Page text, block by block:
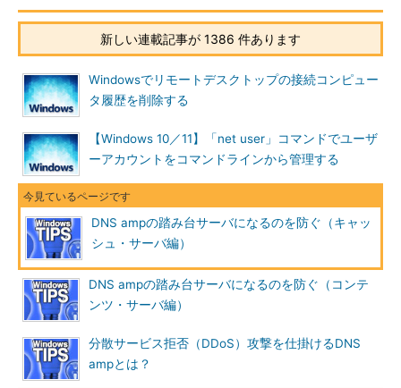
新しい連載記事が 1386 件あります
Windowsでリモートデスクトップの接続コンピュー
タ履歴を削除する
【Windows 10／11】「net user」コマンドでユーザ
ーアカウントをコマンドラインから管理する
DNS ampの踏み台サーバになるのを防ぐ（キャッ
シュ・サーバ編）
DNS ampの踏み台サーバになるのを防ぐ（コンテ
ンツ・サーバ編）
分散サービス拒否（DDoS）攻撃を仕掛けるDNS
ampとは？